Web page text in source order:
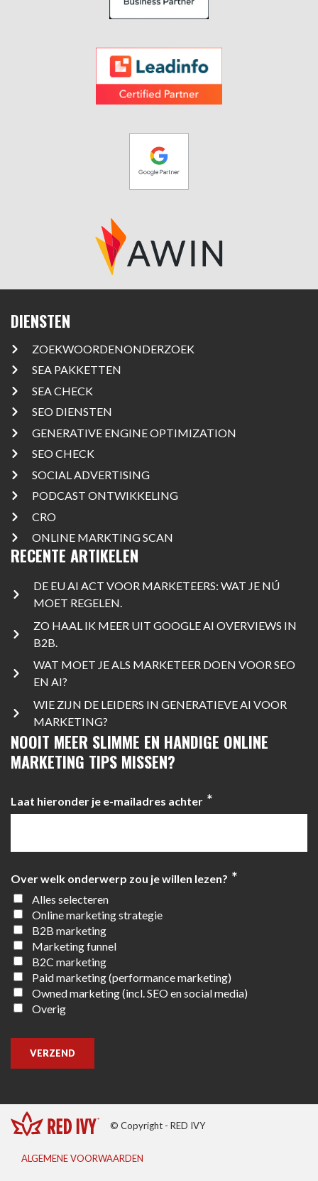
DIENSTEN
ZOEKWOORDENONDERZOEK
SEA PAKKETTEN
SEA CHECK
SEO DIENSTEN
GENERATIVE ENGINE OPTIMIZATION
SEO CHECK
SOCIAL ADVERTISING
PODCAST ONTWIKKELING
CRO
ONLINE MARKTING SCAN
RECENTE ARTIKELEN
DE EU AI ACT VOOR MARKETEERS: WAT JE NÚ
MOET REGELEN.
ZO HAAL IK MEER UIT GOOGLE AI OVERVIEWS IN
B2B.
WAT MOET JE ALS MARKETEER DOEN VOOR SEO
EN AI?
WIE ZIJN DE LEIDERS IN GENERATIEVE AI VOOR
MARKETING?
NOOIT MEER SLIMME EN HANDIGE ONLINE
MARKETING TIPS MISSEN?
Laat hieronder je e-mailadres achter *
Over welk onderwerp zou je willen lezen? *
Alles selecteren
Online marketing strategie
B2B marketing
Marketing funnel
B2C marketing
Paid marketing (performance marketing)
Owned marketing (incl. SEO en social media)
Overig
VERZEND
© Copyright - RED IVY
ALGEMENE VOORWAARDEN